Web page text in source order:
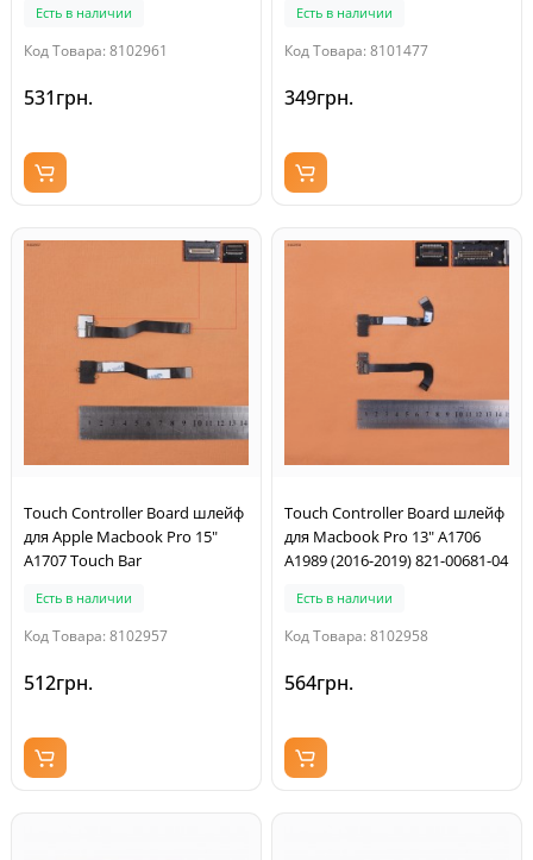
Есть в наличии
Код Товара: 8102961
531грн.
Есть в наличии
Код Товара: 8101477
349грн.
Touch Controller Board шлейф
для Apple Macbook Pro 15"
A1707 Touch Bar
Есть в наличии
Код Товара: 8102957
512грн.
Touch Controller Board шлейф
для Macbook Pro 13" A1706
A1989 (2016-2019) 821-00681-04
Есть в наличии
Код Товара: 8102958
564грн.